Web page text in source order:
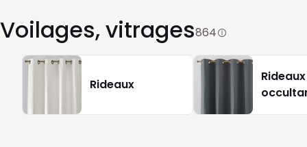
Voilages, vitrages864
Rideaux
Rideaux